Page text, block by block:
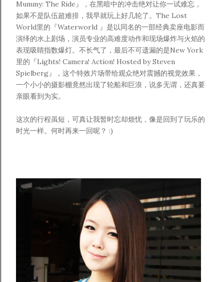
Mummy: The Ride』，在黑暗中的冲击绝对让你一试难忘，
如果不是队伍超难排，我早就玩上好几轮了。The Lost
World里的『Waterworld 』是以同名的一部经典卖座电影而
演绎的水上剧场，演员专业的高难度动作和现场爆炸与火焰的
表现吸睛指数爆灯。不长气了，最后不可遗漏的是New York
里的『Lights! Camera! Action! Hosted by Steven
Spielberg』，这个特效片场带给观众绝对震撼的视觉效果，
一个小小的摄影棚竟然出现了轮船和巨浪，说多无谓，还真要
亲眼看到为实。
这次的行程虽短，可真让我暂时忘却烦忧，像是回到了玩乐的
时光一样。何时再来一回呢？ :)